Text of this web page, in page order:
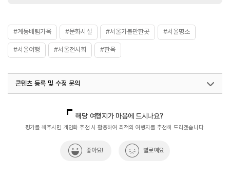
#계동배렴가옥 #문화시설 #서울가볼만한곳 #서울명소
#서울여행 #서울전시회 #한옥
콘텐츠 등록 및 수정 문의
해당 여행지가 마음에 드시나요?
평가를 해주시면 개인화 추천 시 활용하여 최적의 여행지를 추천해 드리겠습니다.
좋아요! 별로예요